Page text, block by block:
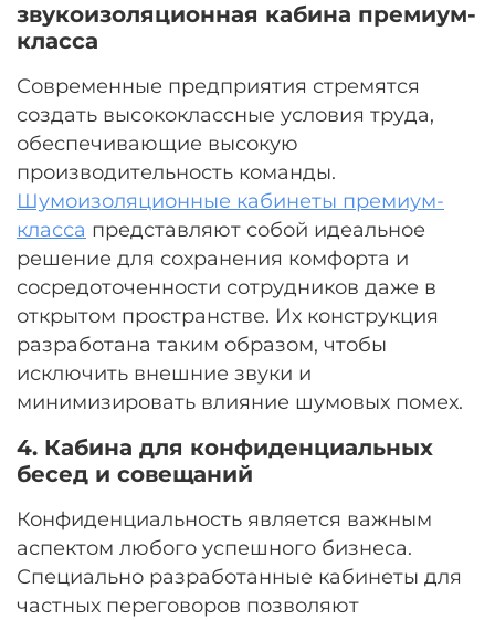
звукоизоляционная кабина премиум-
класса
Современные предприятия стремятся
создать высококлассные условия труда,
обеспечивающие высокую
производительность команды.
Шумоизоляционные кабинеты премиум-
класса представляют собой идеальное
решение для сохранения комфорта и
сосредоточенности сотрудников даже в
открытом пространстве. Их конструкция
разработана таким образом, чтобы
исключить внешние звуки и
минимизировать влияние шумовых помех.
4. Кабина для конфиденциальных
бесед и совещаний
Конфиденциальность является важным
аспектом любого успешного бизнеса.
Специально разработанные кабинеты для
частных переговоров позволяют